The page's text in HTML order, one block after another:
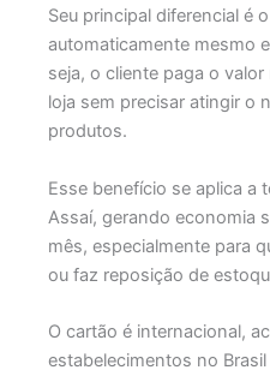
Seu principal diferencial é
automaticamente mesmo
seja, o cliente paga o
loja sem precisar atingir o
produtos.
Esse benefício se aplica
Assaí, gerando economia
mês, especialmente para
ou faz reposição de
O cartão é internacional,
estabelecimentos no